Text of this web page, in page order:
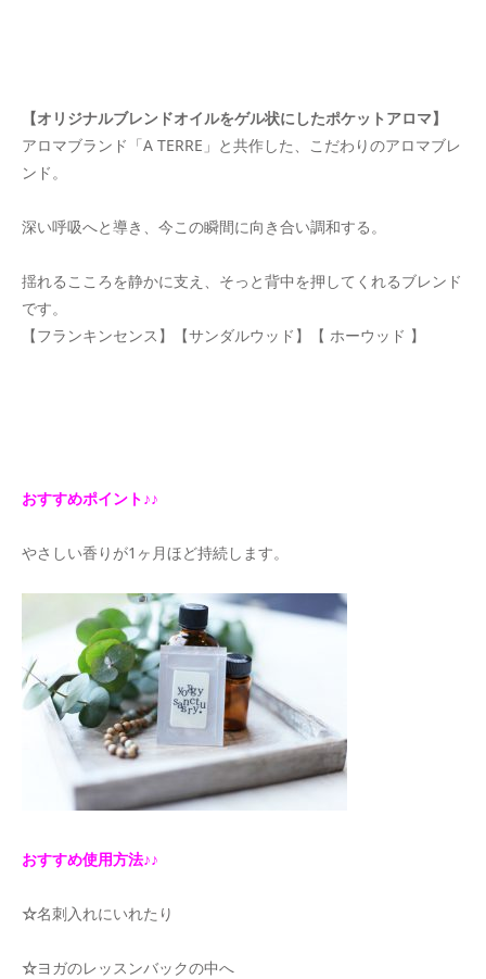
【オリジナルブレンドオイルをゲル状にしたポケットアロマ】
アロマブランド「A TERRE」と共作した、こだわりのアロマブレ
ンド。
深い呼吸へと導き、今この瞬間に向き合い調和する。
揺れるこころを静かに支え、そっと背中を押してくれるブレンド
です。
【フランキンセンス】【サンダルウッド】【 ホーウッド 】
おすすめポイント♪♪
やさしい香りが1ヶ月ほど持続します。
おすすめ使用方法♪♪
☆名刺入れにいれたり
☆ヨガのレッスンバックの中へ